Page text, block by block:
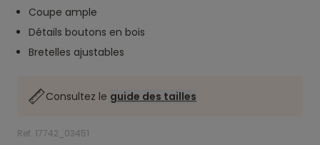
Coupe ample
Détails boutons en bois
Bretelles ajustables
Consultez le guide des tailles
Ref. 17742_03451